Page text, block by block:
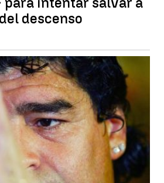
descenso